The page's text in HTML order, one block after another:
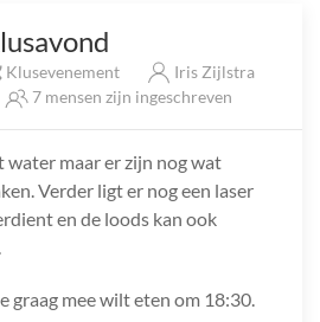
Klusevenement
Iris Zijlstra
7 mensen zijn ingeschreven
water maar er zijn nog wat
Verder ligt er nog een laser
en de loods kan ook
graag mee wilt eten om 18:30.